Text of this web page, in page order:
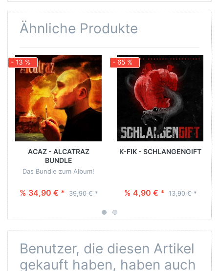
Ähnliche Produkte
- 13 %
ACAZ - ALCATRAZ
BUNDLE
Das Bundle zum Album!
% 34,90 € * 39,90 € *
- 65 %
K-FIK - SCHLANGENGIFT
% 4,90 € * 13,90 € *
Benutzer, die diesen Artikel
gekauft haben, haben auch